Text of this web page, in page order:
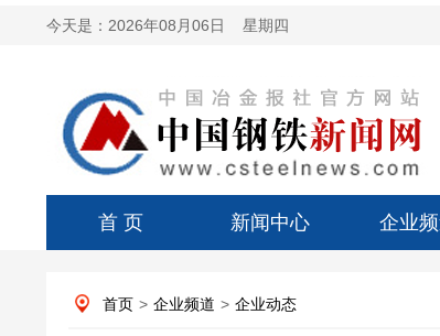
今天是： 2026年08月06日 星期四
首 页 新闻中心 企业
首页 > 企业频道 > 企业动态